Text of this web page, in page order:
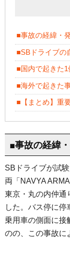
■事故の経緯・
■SBドライブの
■国内で起きた
■海外で起きた
■【まとめ】重
■事故の経緯
SBドライブが試
両「NAVYA
東京・丸の内仲通
した。バス停に
乗用車の側面に接
のの、この事故に